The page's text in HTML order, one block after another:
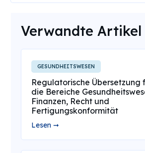
Verwandte Artikel
GESUNDHEITSWESEN
Regulatorische Übersetzung
die Bereiche
Finanzen, Recht und
Fertigungskonformität
Lesen ➞